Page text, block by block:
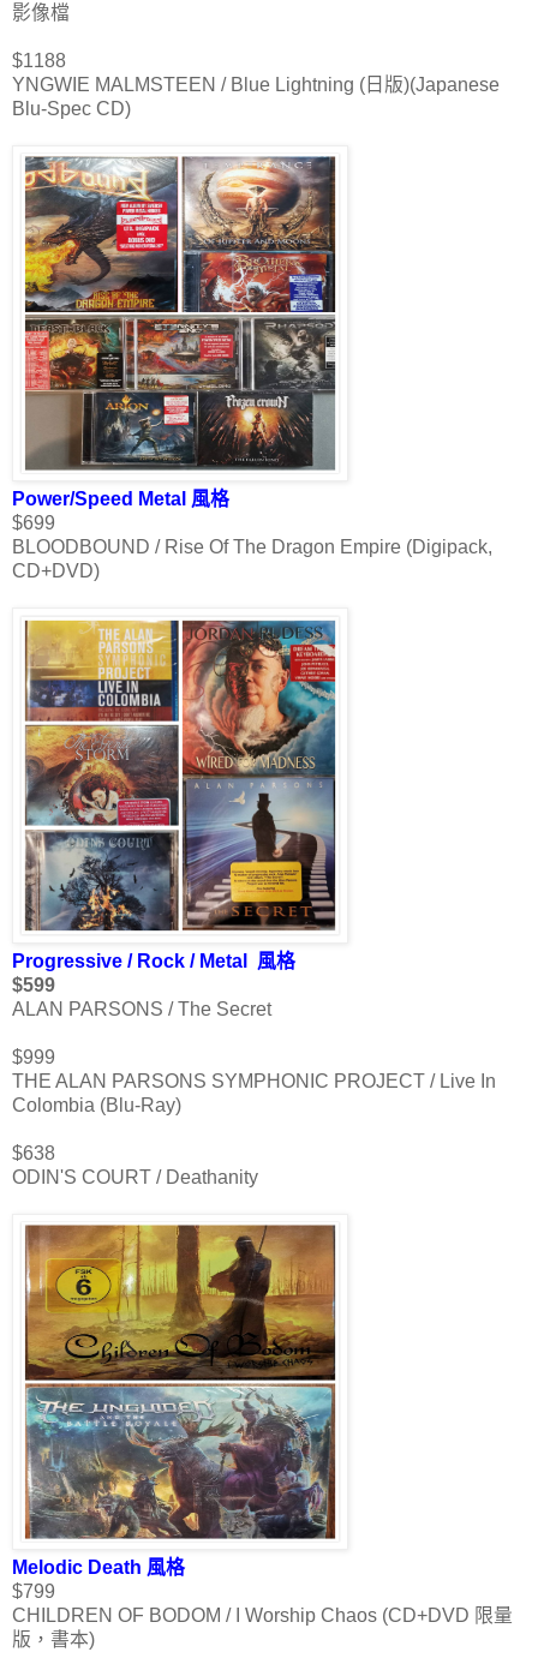
影像檔
$1188
YNGWIE MALMSTEEN / Blue Lightning (日版)(Japanese
Blu-Spec CD)
Power/Speed Metal 風格
$699
BLOODBOUND / Rise Of The Dragon Empire (Digipack,
CD+DVD)
Progressive / Rock / Metal 風格
$599
ALAN PARSONS / The Secret
$999
THE ALAN PARSONS SYMPHONIC PROJECT / Live In
Colombia (Blu-Ray)
$638
ODIN'S COURT / Deathanity
Melodic Death 風格
$799
CHILDREN OF BODOM / I Worship Chaos (CD+DVD 限量
版，書本)